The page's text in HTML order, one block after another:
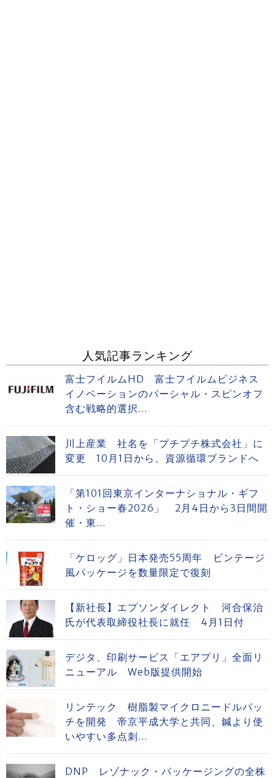
人気記事ランキング
富士フイルムHD 富士フイルムビジネス
イノベーションのパーシャル・スピンオフ
含む戦略的選択...
川上産業 社名を「プチプチ株式会社」に
変更 10月1日から、資源循環ブランドへ
「第101回東京インターナショナル・ギフ
ト・ショー春2026」 2月4日から3日間開
催・東...
「ケロッグ」日本発売55周年 ビンテージ
風パッケージを数量限定で復刻
【新社長】エプソンダイレクト 河合保治
氏が代表取締役社長に就任 4月1日付
デジタ、印刷サービス「エアプリ」全面リ
ニューアル Web版提供開始
リンテック 樹脂製マイクロニードルパッ
チを開発 帝京平成大学と共同、鍼より使
いやすい多点刺...
DNP レゾナック・パッケージングの全株